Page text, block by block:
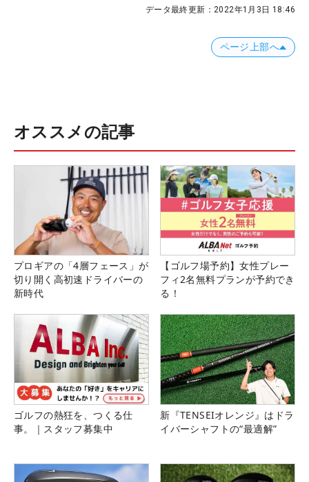
データ最終更新： 2022年1月3日 18:46
ページ上部へ
オススメの記事
プロギアの「4層フェース」が
切り開く高初速ドライバーの
新時代
【ゴルフ場予約】女性プレー
フィ2名無料プランが予約でき
る！
ゴルフの熱狂を、つくる仕
事。｜スタッフ募集中
新『TENSEIオレンジ』はドラ
イバーシャフトの“最適解”